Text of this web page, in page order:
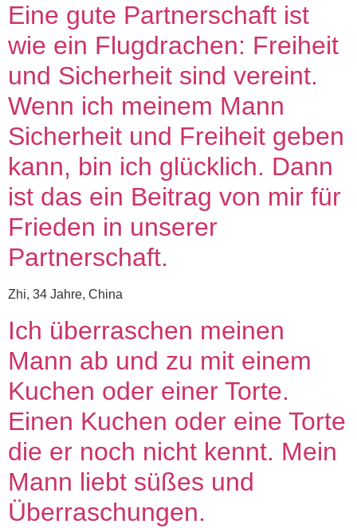
Eine gute Partnerschaft ist
wie ein Flugdrachen: Freiheit
und Sicherheit sind vereint.
Wenn ich meinem Mann
Sicherheit und Freiheit geben
kann, bin ich glücklich. Dann
ist das ein Beitrag von mir für
Frieden in unserer
Partnerschaft.
Zhi, 34 Jahre, China
Ich überraschen meinen
Mann ab und zu mit einem
Kuchen oder einer Torte.
Einen Kuchen oder eine Torte
die er noch nicht kennt. Mein
Mann liebt süßes und
Überraschungen.